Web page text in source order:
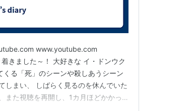
www.youtube.com
きました～！ 大好きな イ・ドンウク
る「死」のシーンや殺しあうシーン
しまい、 しばらく見るのを休んでいた
また視聴を再開し、1カ月ほどかかっ